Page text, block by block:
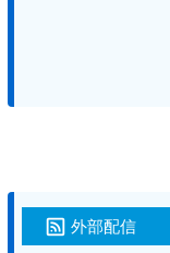
外部配信